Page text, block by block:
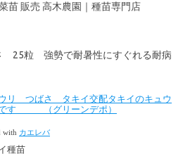
苗 販売 高木農園｜種苗専門店
25粒 強勢で耐暑性にすぐれる耐病
リ つばさ タキイ交配タキイのキュウ
です （グリーンデポ）
with カエレバ
種苗